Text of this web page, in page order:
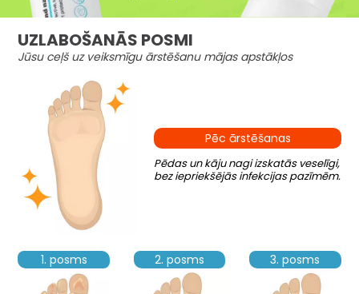
UZLABOŠANĀS POSMI
Jūsu ceļš uz veiksmīgu ārstēšanu mājas apstākļos
Pēc ārstēšanas
Pēdas un kāju nagi izskatās veselīgi,
bez iepriekšējās infekcijas pazīmēm.
1. posms 2. posms 3. posms